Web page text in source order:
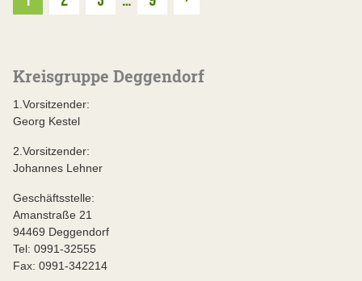
Kreisgruppe Deggendorf
1.Vorsitzender:
Georg Kestel
2.Vorsitzender:
Johannes Lehner
Geschäftsstelle:
Amanstraße 21
94469 Deggendorf
Tel: 0991-32555
Fax: 0991-342214